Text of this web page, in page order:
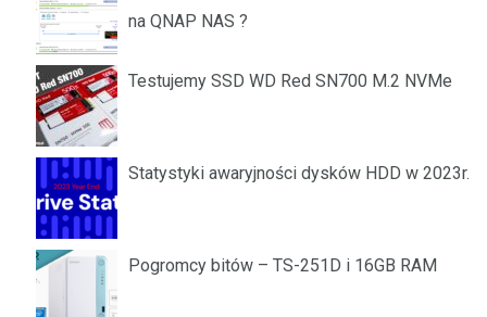
na QNAP NAS ?
Testujemy SSD WD Red SN700 M.2 NVMe
Statystyki awaryjności dysków HDD w 2023r.
Pogromcy bitów – TS-251D i 16GB RAM